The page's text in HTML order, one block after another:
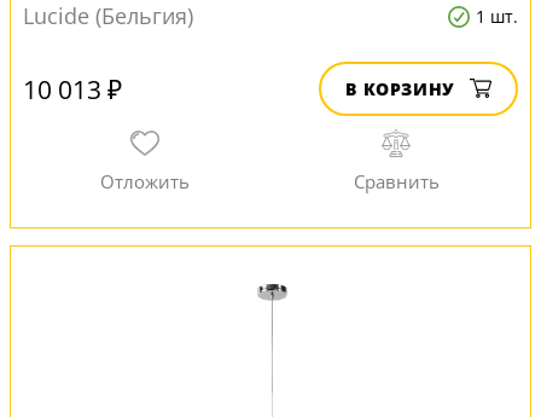
Lucide (Бельгия)
1 шт.
10 013 ₽ В КОРЗИНУ